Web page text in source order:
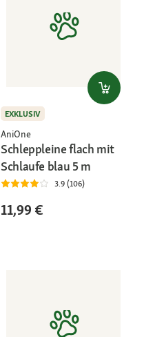
EXKLUSIV
AniOne
Schleppleine flach mit
Schlaufe blau 5 m
3.9 (106)
11,99 €